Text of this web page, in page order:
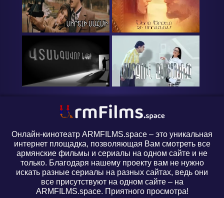
Онлайн-кинотеатр ARMFILMS.space – это уникальная
интернет площадка, позволяющая Вам смотреть все
армянские фильмы и сериалы на одном сайте и не
только. Благодаря нашему проекту вам не нужно
искать разные сериалы на разных сайтах, ведь они
все присутствуют на одном сайте – на
ARMFILMS.space. Приятного просмотра!